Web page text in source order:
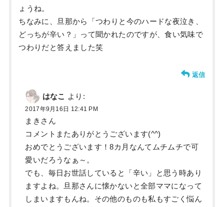
ょうね。
ちなみに、旦那から「つわりと今のハードな夜泣き、
どっちが辛い？」って聞かれたのですが、食い気味で
つわりだと答えました笑
返信
はなこ より:
2017年9月16日 12:41 PM
まきさん
コメントまたありがとうございます(^^)
おめでとうございます！8カ月なんてムチムチで可
愛いだろうなぁ～。
でも、毎日お世話していると「辛い」と思う時あり
ますよね。旦那さんに懐かないと全部ママになって
しまいますもんね。その他のものも私もすごく悩ん